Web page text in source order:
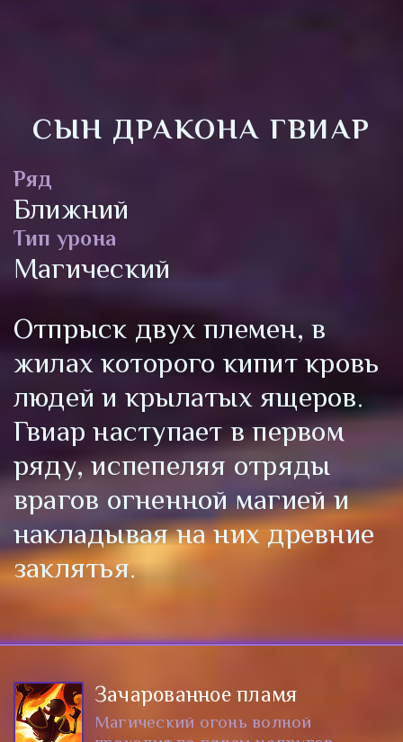
СЫН ДРАКОНА ГВИАР
Ряд
Ближний
Тип урона
Магический
Отпрыск двух племен, в
жилах которого кипит кровь
людей и крылатых ящеров.
Гвиар наступает в первом
ряду, испепеляя отряды
врагов огненной магией и
накладывая на них древние
заклятья.
Зачарованное пламя
Магический огонь волной